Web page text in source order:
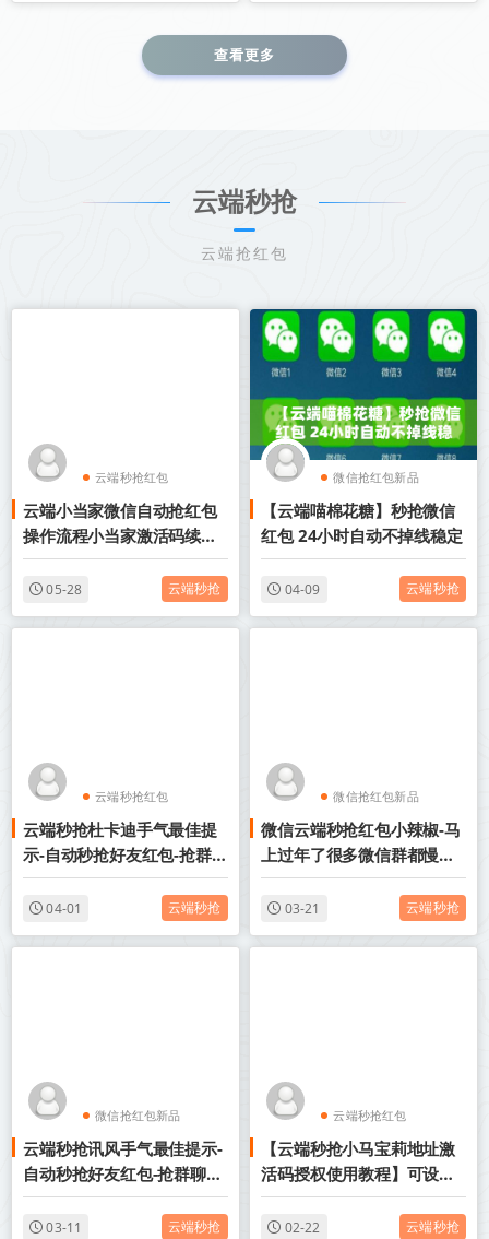
查看更多
云端秒抢
云端抢红包
云端秒抢红包
微信抢红包新品
云端小当家微信自动抢红包
操作流程小当家激活码续费
云端秒抢辅助工具
05-28 云端秒抢
微信抢红包新品
云端秒抢红包
【云端喵棉花糖】秒抢微信
红包 24小时自动不掉线稳定
04-09 云端秒抢
云端秒抢红包
微信抢红包新品
云端秒抢杜卡迪手气最佳提
示-自动秒抢好友红包-抢群聊
红包-接收转账-抢包后自动@
发包人
04-01 云端秒抢
微信抢红包新品
云端秒抢红包
微信云端秒抢红包小辣椒-马
上过年了很多微信群都慢慢
开始发红包了
03-21 云端秒抢
微信抢红包新品
云端秒抢红包
云端秒抢讯风手气最佳提示-
自动秒抢好友红包-抢群聊红
包-接收转账-抢包后自动@发
包人03-11 云端秒抢
云端秒抢红包
微信抢红包新品
【云端秒抢小马宝莉地址激
活码授权使用教程】可设置
指定群不抢-过滤关键词
02-22 云端秒抢